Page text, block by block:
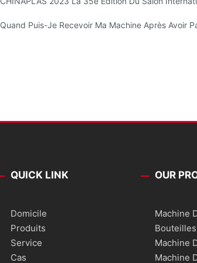
Quand Puis-Je Recevoir Ma Machine Après Avoir
QUICK LINK
Domicile
Produits
Service
Cas
OUR
Machine
Bouteilles
Machine
Machine